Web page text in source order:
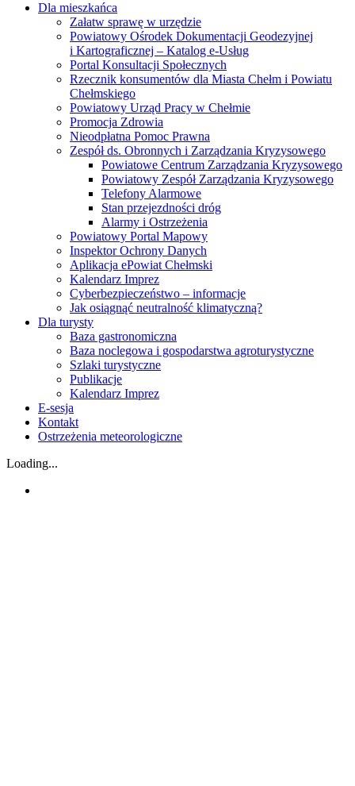
Dla mieszkańca
Załatw sprawę w urzędzie
Powiatowy Ośrodek Dokumentacji Geodezyjnej
i Kartograficznej – Katalog e-Usług
Portal Konsultacji Społecznych
Rzecznik konsumentów dla Miasta Chełm i Powiatu
Chełmskiego
Powiatowy Urząd Pracy w Chełmie
Promocja Zdrowia
Nieodpłatna Pomoc Prawna
Zespół ds. Obronnych i Zarządzania Kryzysowego
Powiatowe Centrum Zarządzania Kryzysowego
Powiatowy Zespół Zarządzania Kryzysowego
Telefony Alarmowe
Stan przejezdności dróg
Alarmy i Ostrzeżenia
Powiatowy Portal Mapowy
Inspektor Ochrony Danych
Aplikacja ePowiat Chełmski
Kalendarz Imprez
Cyberbezpieczeństwo – informacje
Jak osiągnąć neutralność klimatyczną?
Dla turysty
Baza gastronomiczna
Baza noclegowa i gospodarstwa agroturystyczne
Szlaki turystyczne
Publikacje
Kalendarz Imprez
E-sesja
Kontakt
Ostrzeżenia meteorologiczne
Loading...